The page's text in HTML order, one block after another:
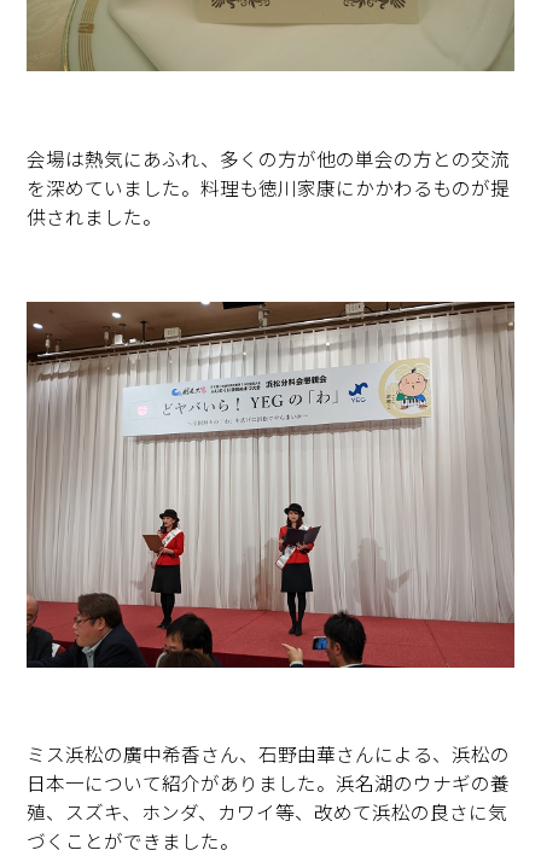
会場は熱気にあふれ、多くの方が他の単会の方との交流
を深めていました。料理も徳川家康にかかわるものが提
供されました。
ミス浜松の廣中希香さん、石野由華さんによる、浜松の
日本一について紹介がありました。浜名湖のウナギの養
殖、スズキ、ホンダ、カワイ等、改めて浜松の良さに気
づくことができました。